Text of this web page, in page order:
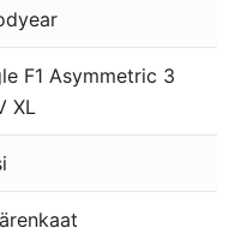
F1 Asymmetric 3
XL